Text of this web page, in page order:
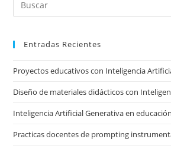
Entradas Recientes
Proyectos educativos con Inteligencia
Diseño de materiales didácticos con
Inteligencia Artificial Generativa en educación
Practicas docentes de prompting